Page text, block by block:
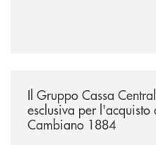
negoziazione esclusiva per
Il Gruppo Cassa
esclusiva per l'acquisto
Cambiano 1884